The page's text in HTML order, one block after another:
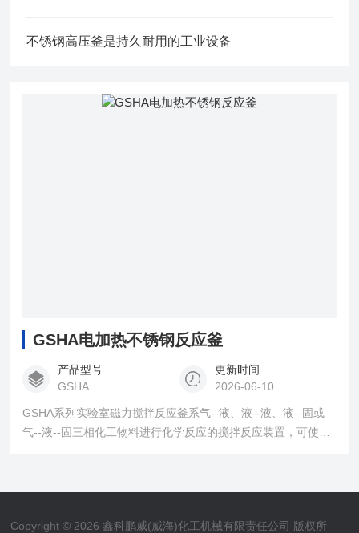
不锈钢高压釜是持久耐用的工业设备
GSHA电加热不锈钢反应釜
产品型号
GSHA
更新时间
2026-06-10
GSHA系列实验室磁力搅拌反应釜系气--液、液--液、液--固或
气--液--固三相化工物料进行化学反应的搅拌反应装置，可使各
机传动间采用磁力偶合器联接，由于其无接触的传递力矩，以
和搅拌部件*处于密封的状态
Copyright © 2026 鑫科鹏威(威海)化工机械有限责任公司 版权所